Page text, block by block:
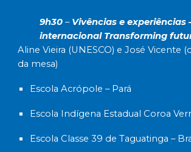
9h30 – Vivências e experiências
internacional Transforming
Aline Vieira (UNESCO) e José Vicente
da mesa)
Escola Acrópole – Pará
Escola Indígena Estadual Coroa
Escola Classe 39 de Taguatinga –